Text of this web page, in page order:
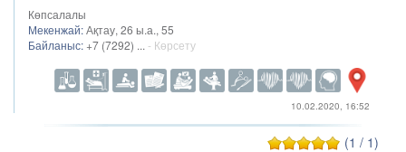
Көпсалалы
Мекенжай:Ақтау, 26 ы.а., 55
Байланыс: +7 (7292) ... - Көрсету
10.02.2020, 16:52
(1 / 1)